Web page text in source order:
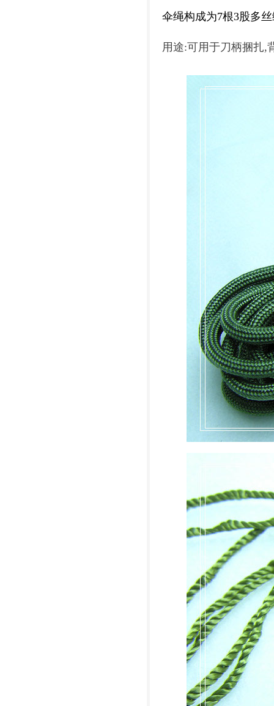
伞绳构成为7根3股多
用途:可用于刀柄捆扎,